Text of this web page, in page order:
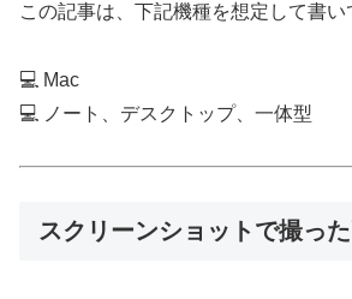
この記事は、下記機種を想定して書い
💻 Mac
💻 ノート、デスクトップ、一体型
スクリーンショットで撮っ